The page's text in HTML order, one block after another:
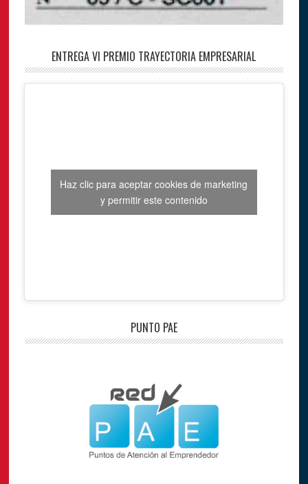
ENTREGA VI PREMIO TRAYECTORIA EMPRESARIAL
Haz clic para aceptar cookies de marketing
y permitir este contenido
PUNTO PAE